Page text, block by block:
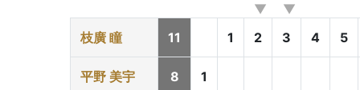
枝廣 瞳 11 1 2 3 4 5
平野 美宇 8 1